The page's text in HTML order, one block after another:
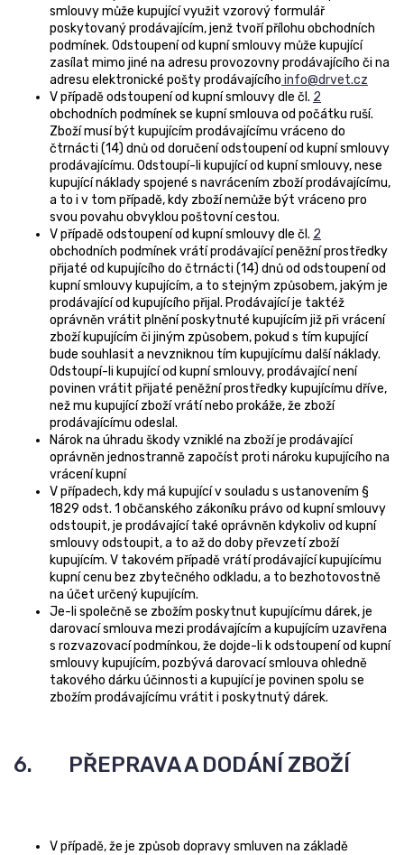
smlouvy může kupující využit vzorový formulář
poskytovaný prodávajícím, jenž tvoří přílohu obchodních
podmínek. Odstoupení od kupní smlouvy může kupující
zasílat mimo jiné na adresu provozovny prodávajícího či na
adresu elektronické pošty prodávajícího info@drvet.cz
V případě odstoupení od kupní smlouvy dle čl. 2
obchodních podmínek se kupní smlouva od počátku ruší.
Zboží musí být kupujícím prodávajícímu vráceno do
čtrnácti (14) dnů od doručení odstoupení od kupní smlouvy
prodávajícímu. Odstoupí-li kupující od kupní smlouvy, nese
kupující náklady spojené s navrácením zboží prodávajícímu,
a to i v tom případě, kdy zboží nemůže být vráceno pro
svou povahu obvyklou poštovní cestou.
V případě odstoupení od kupní smlouvy dle čl. 2
obchodních podmínek vrátí prodávající peněžní prostředky
přijaté od kupujícího do čtrnácti (14) dnů od odstoupení od
kupní smlouvy kupujícím, a to stejným způsobem, jakým je
prodávající od kupujícího přijal. Prodávající je taktéž
oprávněn vrátit plnění poskytnuté kupujícím již při vrácení
zboží kupujícím či jiným způsobem, pokud s tím kupující
bude souhlasit a nevzniknou tím kupujícímu další náklady.
Odstoupí-li kupující od kupní smlouvy, prodávající není
povinen vrátit přijaté peněžní prostředky kupujícímu dříve,
než mu kupující zboží vrátí nebo prokáže, že zboží
prodávajícímu odeslal.
Nárok na úhradu škody vzniklé na zboží je prodávající
oprávněn jednostranně započíst proti nároku kupujícího na
vrácení kupní
V případech, kdy má kupující v souladu s ustanovením §
1829 odst. 1 občanského zákoníku právo od kupní smlouvy
odstoupit, je prodávající také oprávněn kdykoliv od kupní
smlouvy odstoupit, a to až do doby převzetí zboží
kupujícím. V takovém případě vrátí prodávající kupujícímu
kupní cenu bez zbytečného odkladu, a to bezhotovostně
na účet určený kupujícím.
Je-li společně se zbožím poskytnut kupujícímu dárek, je
darovací smlouva mezi prodávajícím a kupujícím uzavřena
s rozvazovací podmínkou, že dojde-li k odstoupení od kupní
smlouvy kupujícím, pozbývá darovací smlouva ohledně
takového dárku účinnosti a kupující je povinen spolu se
zbožím prodávajícímu vrátit i poskytnutý dárek.
6. PŘEPRAVA A DODÁNÍ ZBOŽÍ
V případě, že je způsob dopravy smluven na základě